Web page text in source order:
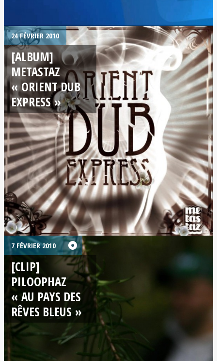
24 FÉVRIER 2010
[ALBUM]
METASTAZ
« ORIENT DUB
EXPRESS »
7 FÉVRIER 2010
[CLIP]
PILOOPHAZ
« AU PAYS DES
RÊVES BLEUS »